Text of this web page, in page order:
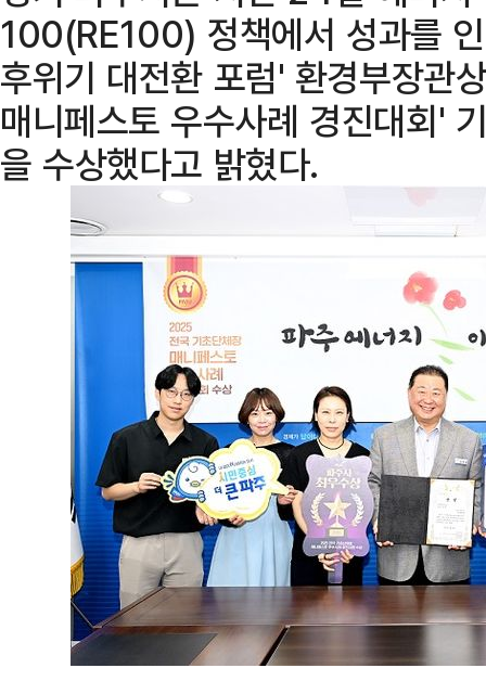
100(RE100) 정책에서 성과를
후위기 대전환 포럼' 환경부장관
매니페스토 우수사례 경진대회'
을 수상했다고 밝혔다.